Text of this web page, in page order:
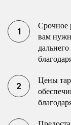
Срочное
вам
Цены